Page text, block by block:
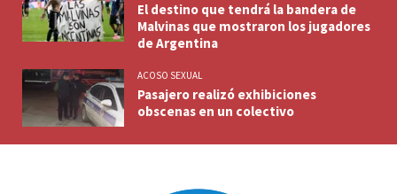
El destino que tendrá la bandera de
Malvinas que mostraron los jugadores
de Argentina
ACOSO SEXUAL
Pasajero realizó exhibiciones
obscenas en un colectivo